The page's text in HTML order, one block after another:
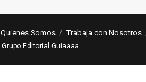
Quienes Somos Trabaja con Nosotros
Grupo Editorial Guiaaaa